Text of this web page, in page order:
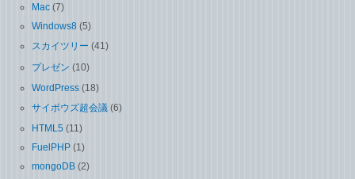
Mac (7)
Windows8 (5)
スカイツリー (41)
プレゼン (10)
WordPress (18)
サイボウズ超会議 (6)
HTML5 (11)
FuelPHP (1)
mongoDB (2)